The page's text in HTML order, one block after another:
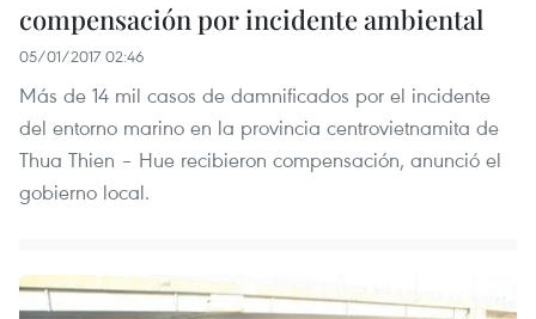
compensación por incidente ambiental
05/01/2017 02:46
Más de 14 mil casos de damnificados por el incidente
del entorno marino en la provincia centrovietnamita de
Thua Thien – Hue recibieron compensación, anunció el
gobierno local.